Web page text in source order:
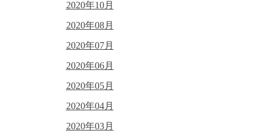
2020年10月
2020年08月
2020年07月
2020年06月
2020年05月
2020年04月
2020年03月